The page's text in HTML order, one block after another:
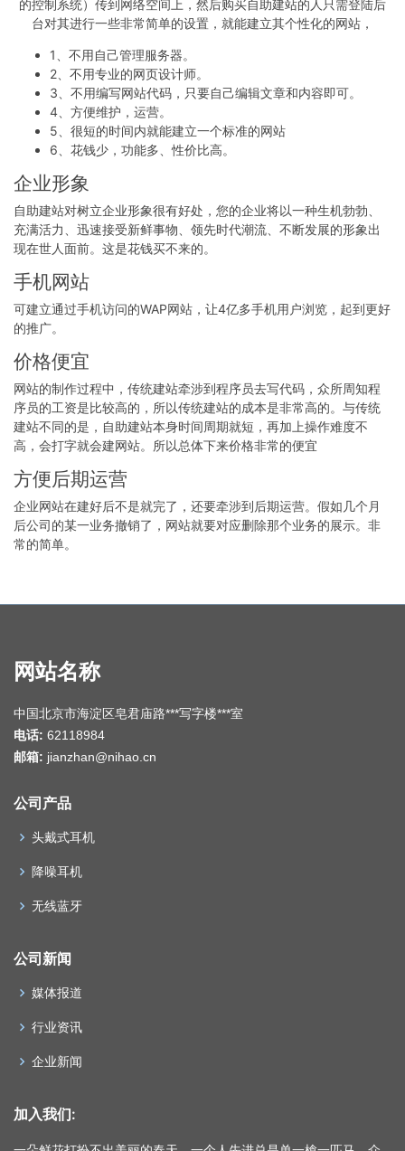
的控制系统）传到网络空间上，然后购买自助建站的人只需登陆后
台对其进行一些非常简单的设置，就能建立其个性化的网站，
1、不用自己管理服务器。
2、不用专业的网页设计师。
3、不用编写网站代码，只要自己编辑文章和内容即可。
4、方便维护，运营。
5、很短的时间内就能建立一个标准的网站
6、花钱少，功能多、性价比高。
企业形象
自助建站对树立企业形象很有好处，您的企业将以一种生机勃勃、
充满活力、迅速接受新鲜事物、领先时代潮流、不断发展的形象出
现在世人面前。这是花钱买不来的。
手机网站
可建立通过手机访问的WAP网站，让4亿多手机用户浏览，起到更好
的推广。
价格便宜
网站的制作过程中，传统建站牵涉到程序员去写代码，众所周知程
序员的工资是比较高的，所以传统建站的成本是非常高的。与传统
建站不同的是，自助建站本身时间周期就短，再加上操作难度不
高，会打字就会建网站。所以总体下来价格非常的便宜
方便后期运营
企业网站在建好后不是就完了，还要牵涉到后期运营。假如几个月
后公司的某一业务撤销了，网站就要对应删除那个业务的展示。非
常的简单。
网站名称
中国北京市海淀区皂君庙路***写字楼***室
电话: 62118984
邮箱: jianzhan@nihao.cn
公司产品
头戴式耳机
降噪耳机
无线蓝牙
公司新闻
媒体报道
行业资讯
企业新闻
加入我们: